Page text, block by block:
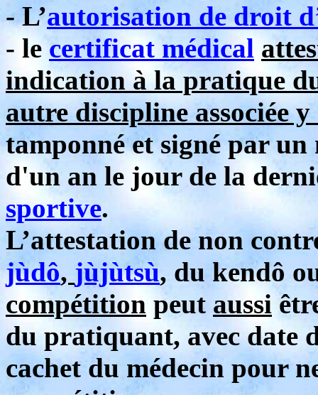
- L’autorisation de droit
- lecertificat médical
indication à la pratique
autre discipline associée
tamponné et signé par un
d'un an le jour de la
sportive.
L’attestation de non
jùdô, jùjùtsù, du kendô
compétition peut aussi
du pratiquant, avec date
cachet du médecin pour